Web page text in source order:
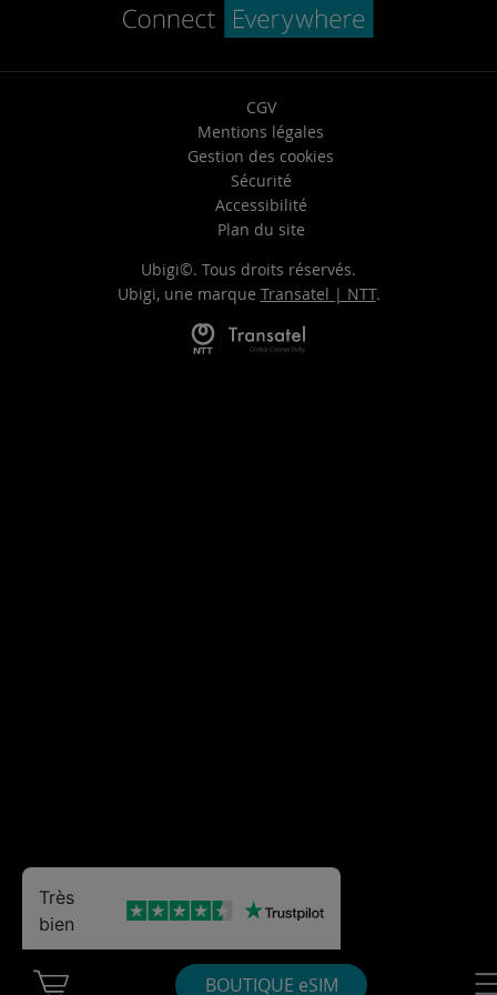
BOUTIQUE eSIM
CGV
Mentions légales
Gestion des cookies
Sécurité
Accessibilité
Plan du site
Ubigi©. Tous droits réservés.
Ubigi, une marque Transatel | NTT.
Très
bien